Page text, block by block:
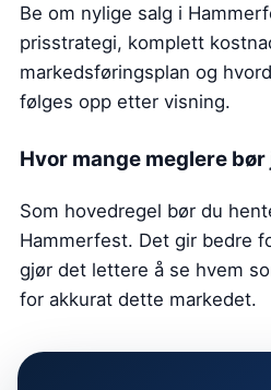
Be om nylige salg i
prisstrategi, komplett
markedsføringsplan og
følges opp etter visning.
Hvor mange meglere
Som hovedregel bør du
Hammerfest. Det gir bedre
gjør det lettere å se hvem
for akkurat dette markedet.